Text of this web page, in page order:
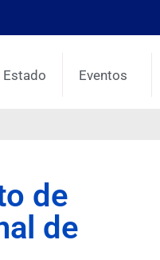
Estado Eventos
de
de